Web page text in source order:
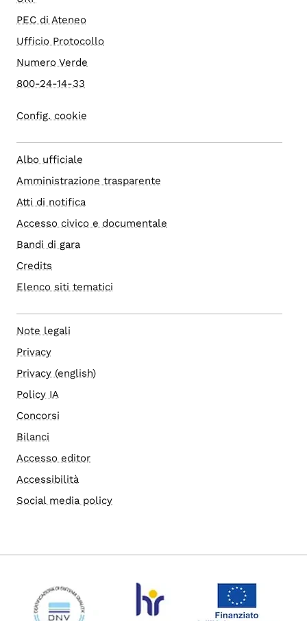
PEC di Ateneo
Ufficio Protocollo
Numero Verde
800-24-14-33
Config. cookie
Albo ufficiale
Amministrazione trasparente
Atti di notifica
Accesso civico e documentale
Bandi di gara
Credits
Elenco siti tematici
Note legali
Privacy
Privacy (english)
Policy IA
Concorsi
Bilanci
Accesso editor
Accessibilità
Social media policy